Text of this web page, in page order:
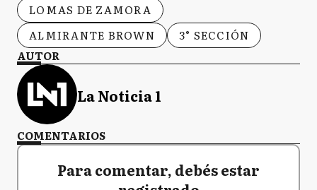
LOMAS DE ZAMORA
ALMIRANTE BROWN
3° SECCIÓN
AUTOR
La Noticia 1
COMENTARIOS
Para comentar, debés estar